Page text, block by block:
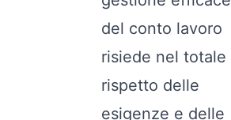
del conto lavoro
risiede nel totale
rispetto delle
esigenze e delle